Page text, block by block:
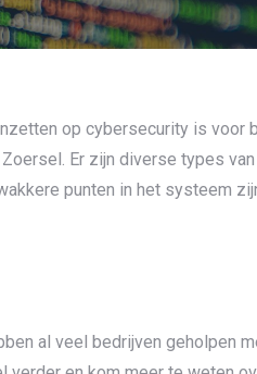
op cybersecurity is voor
Er zijn diverse types van
punten in het systeem
al veel bedrijven geholpen